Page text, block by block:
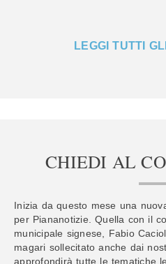
LEGGI TUTTI
CHIEDI AL
Inizia da questo mese una
per Piananotizie. Quella con il
municipale signese, Fabio
magari sollecitato anche dai
approfondirà tutte le tematiche